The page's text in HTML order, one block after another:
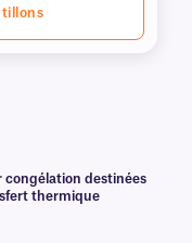
congélation destinées
thermique